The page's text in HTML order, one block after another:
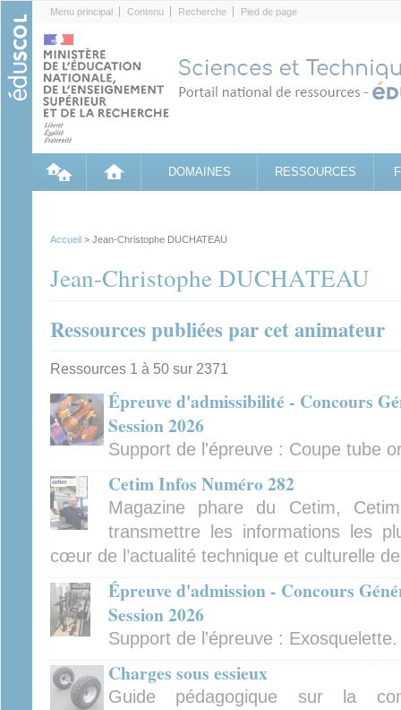
Menu principal Contenu Recherche Pied de page
DOMAINES RESSOURCES
Accueil > Jean-Christophe DUCHATEAU
Jean-Christophe DUCHATEAU
Ressources publiées par cet animateur
Ressources 1 à 50 sur 2371
Épreuve d'admissibilité - Concours
Session 2026
Support de l'épreuve : Coupe tube
Cetim Infos Numéro 282
Magazine phare du Cetim,
transmettre les informations les
cœur de l’actualité technique et culturelle
Épreuve d'admission - Concours
Session 2026
Support de l'épreuve : Exosquelette.
Charges sous essieux
Guide pédagogique sur la